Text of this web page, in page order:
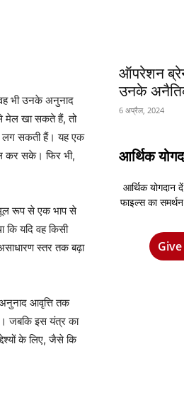
भी उनके अनुनाद
मेल खा सकते हैं, तो
लग सकती हैं। यह एक
कर सके। फिर भी,
रूप से एक भाप से
कि यदि वह किसी
स्तर तक बढ़ा
आवृत्ति तक
जबकि इस यंत्र का
के लिए, जैसे कि
ऑपरेशन
उनके
6 अप्रैल, 2024
आर्थिक
आर्थिक योगदान
फाइल्स का